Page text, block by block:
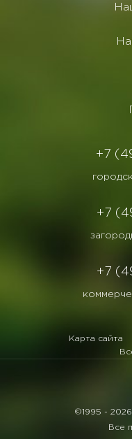
+7
+7
+7
Карта сайта
©1995 -
Все